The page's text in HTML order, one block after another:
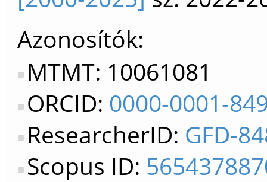
Azonosítók
MTMT: 10061081
ORCID: 0000-0001-
ResearcherID: GFD-
Scopus ID: